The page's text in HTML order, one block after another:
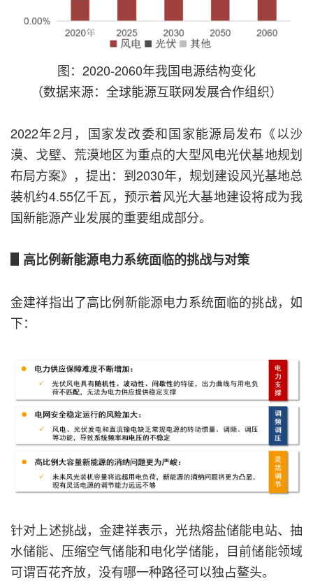
图：2020-2060年我国电源结构变化
（数据来源：全球能源互联网发展合作组织）
2022年2月，国家发改委和国家能源局发布《以沙
漠、戈壁、荒漠地区为重点的大型风电光伏基地规划
布局方案》，提出：到2030年，规划建设风光基地总
装机约4.55亿千瓦，预示着风光大基地建设将成为我
国新能源产业发展的重要组成部分。
▋高比例新能源电力系统面临的挑战与对策
金建祥指出了高比例新能源电力系统面临的挑战，如
下：
针对上述挑战，金建祥表示，光热熔盐储能电站、抽
水储能、压缩空气储能和电化学储能，目前储能领域
可谓百花齐放，没有哪一种路径可以独占鳌头。